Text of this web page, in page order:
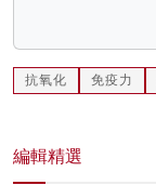
抗氧化 免疫力
編輯精選